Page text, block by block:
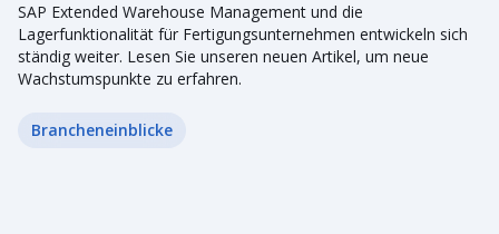
SAP Extended Warehouse Management und die
Lagerfunktionalität für Fertigungsunternehmen entwickeln sich
ständig weiter. Lesen Sie unseren neuen Artikel, um neue
Wachstumspunkte zu erfahren.
Brancheneinblicke